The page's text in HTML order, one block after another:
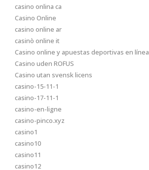
casino onlina ca
Casino Online
casino online ar
casinò online it
Casino online y apuestas deportivas en línea
Casino uden ROFUS
Casino utan svensk licens
casino-15-11-1
casino-17-11-1
casino-en-ligne
casino-pinco.xyz
casino1
casino10
casino11
casino12